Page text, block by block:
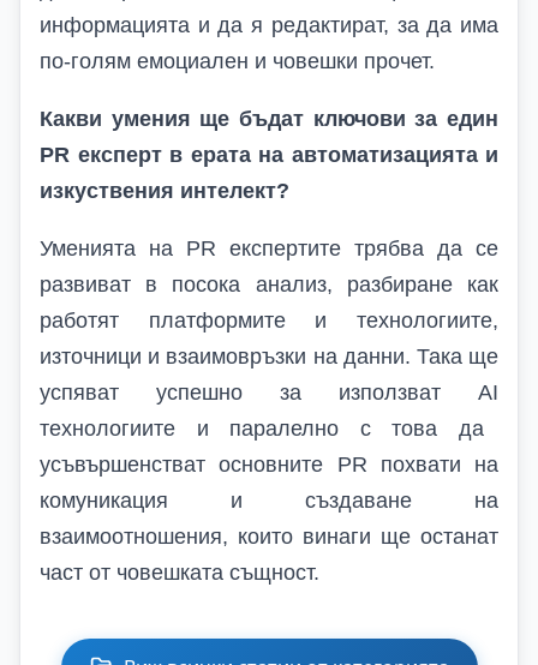
информацията и да я редактират, за да има
по-голям емоциален и човешки прочет.
Какви умения ще бъдат ключови за един
PR експерт в ерата на автоматизацията и
изкуствения интелект?
Уменията на PR експертите трябва да се
развиват в посока анализ, разбиране как
работят платформите и технологиите,
източници и взаимовръзки на данни. Така ще
успяват успешно за използват AI
технологиите и паралелно с това да
усъвършенстват основните PR похвати на
комуникация и създаване на
взаимоотношения, които винаги ще останат
част от човешката същност.